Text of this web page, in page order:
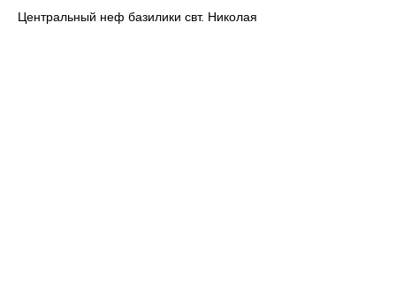
Центральный неф базилики свт. Николая